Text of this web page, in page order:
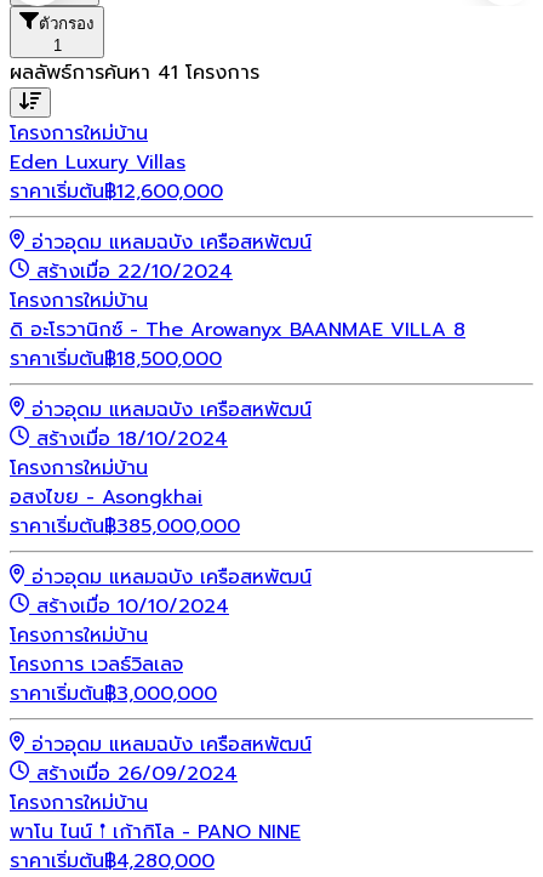
ตัวกรอง
1
ผลลัพธ์การค้นหา 41 โครงการ
โครงการใหม่บ้าน
Eden Luxury Villas
ราคาเริ่มต้น฿12,600,000
อ่าวอุดม แหลมฉบัง เครือสหพัฒน์
สร้างเมื่อ 22/10/2024
โครงการใหม่บ้าน
ดิ อะโรวานิกซ์ - The Arowanyx BAANMAE VILLA 8
ราคาเริ่มต้น฿18,500,000
อ่าวอุดม แหลมฉบัง เครือสหพัฒน์
สร้างเมื่อ 18/10/2024
โครงการใหม่บ้าน
อสงไขย - Asongkhai
ราคาเริ่มต้น฿385,000,000
อ่าวอุดม แหลมฉบัง เครือสหพัฒน์
สร้างเมื่อ 10/10/2024
โครงการใหม่บ้าน
โครงการ เวลธ์วิลเลจ
ราคาเริ่มต้น฿3,000,000
อ่าวอุดม แหลมฉบัง เครือสหพัฒน์
สร้างเมื่อ 26/09/2024
โครงการใหม่บ้าน
พาโน ไนน์ 𖡡 เก้ากิโล - PANO NINE
ราคาเริ่มต้น฿4,280,000